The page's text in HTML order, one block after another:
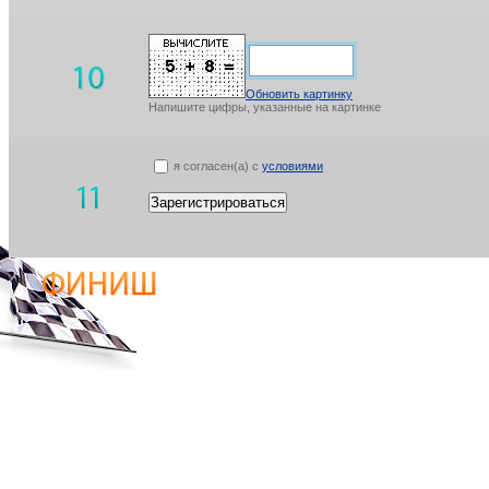
Обновить картинку
Напишите цифры, указанные на картинке
я согласен(а) с условиями
Зарегистрироваться